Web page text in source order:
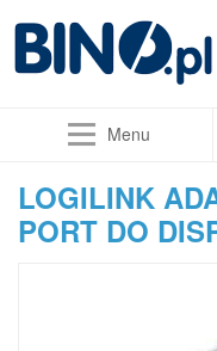
Menu
LOGILINK
PORT DO